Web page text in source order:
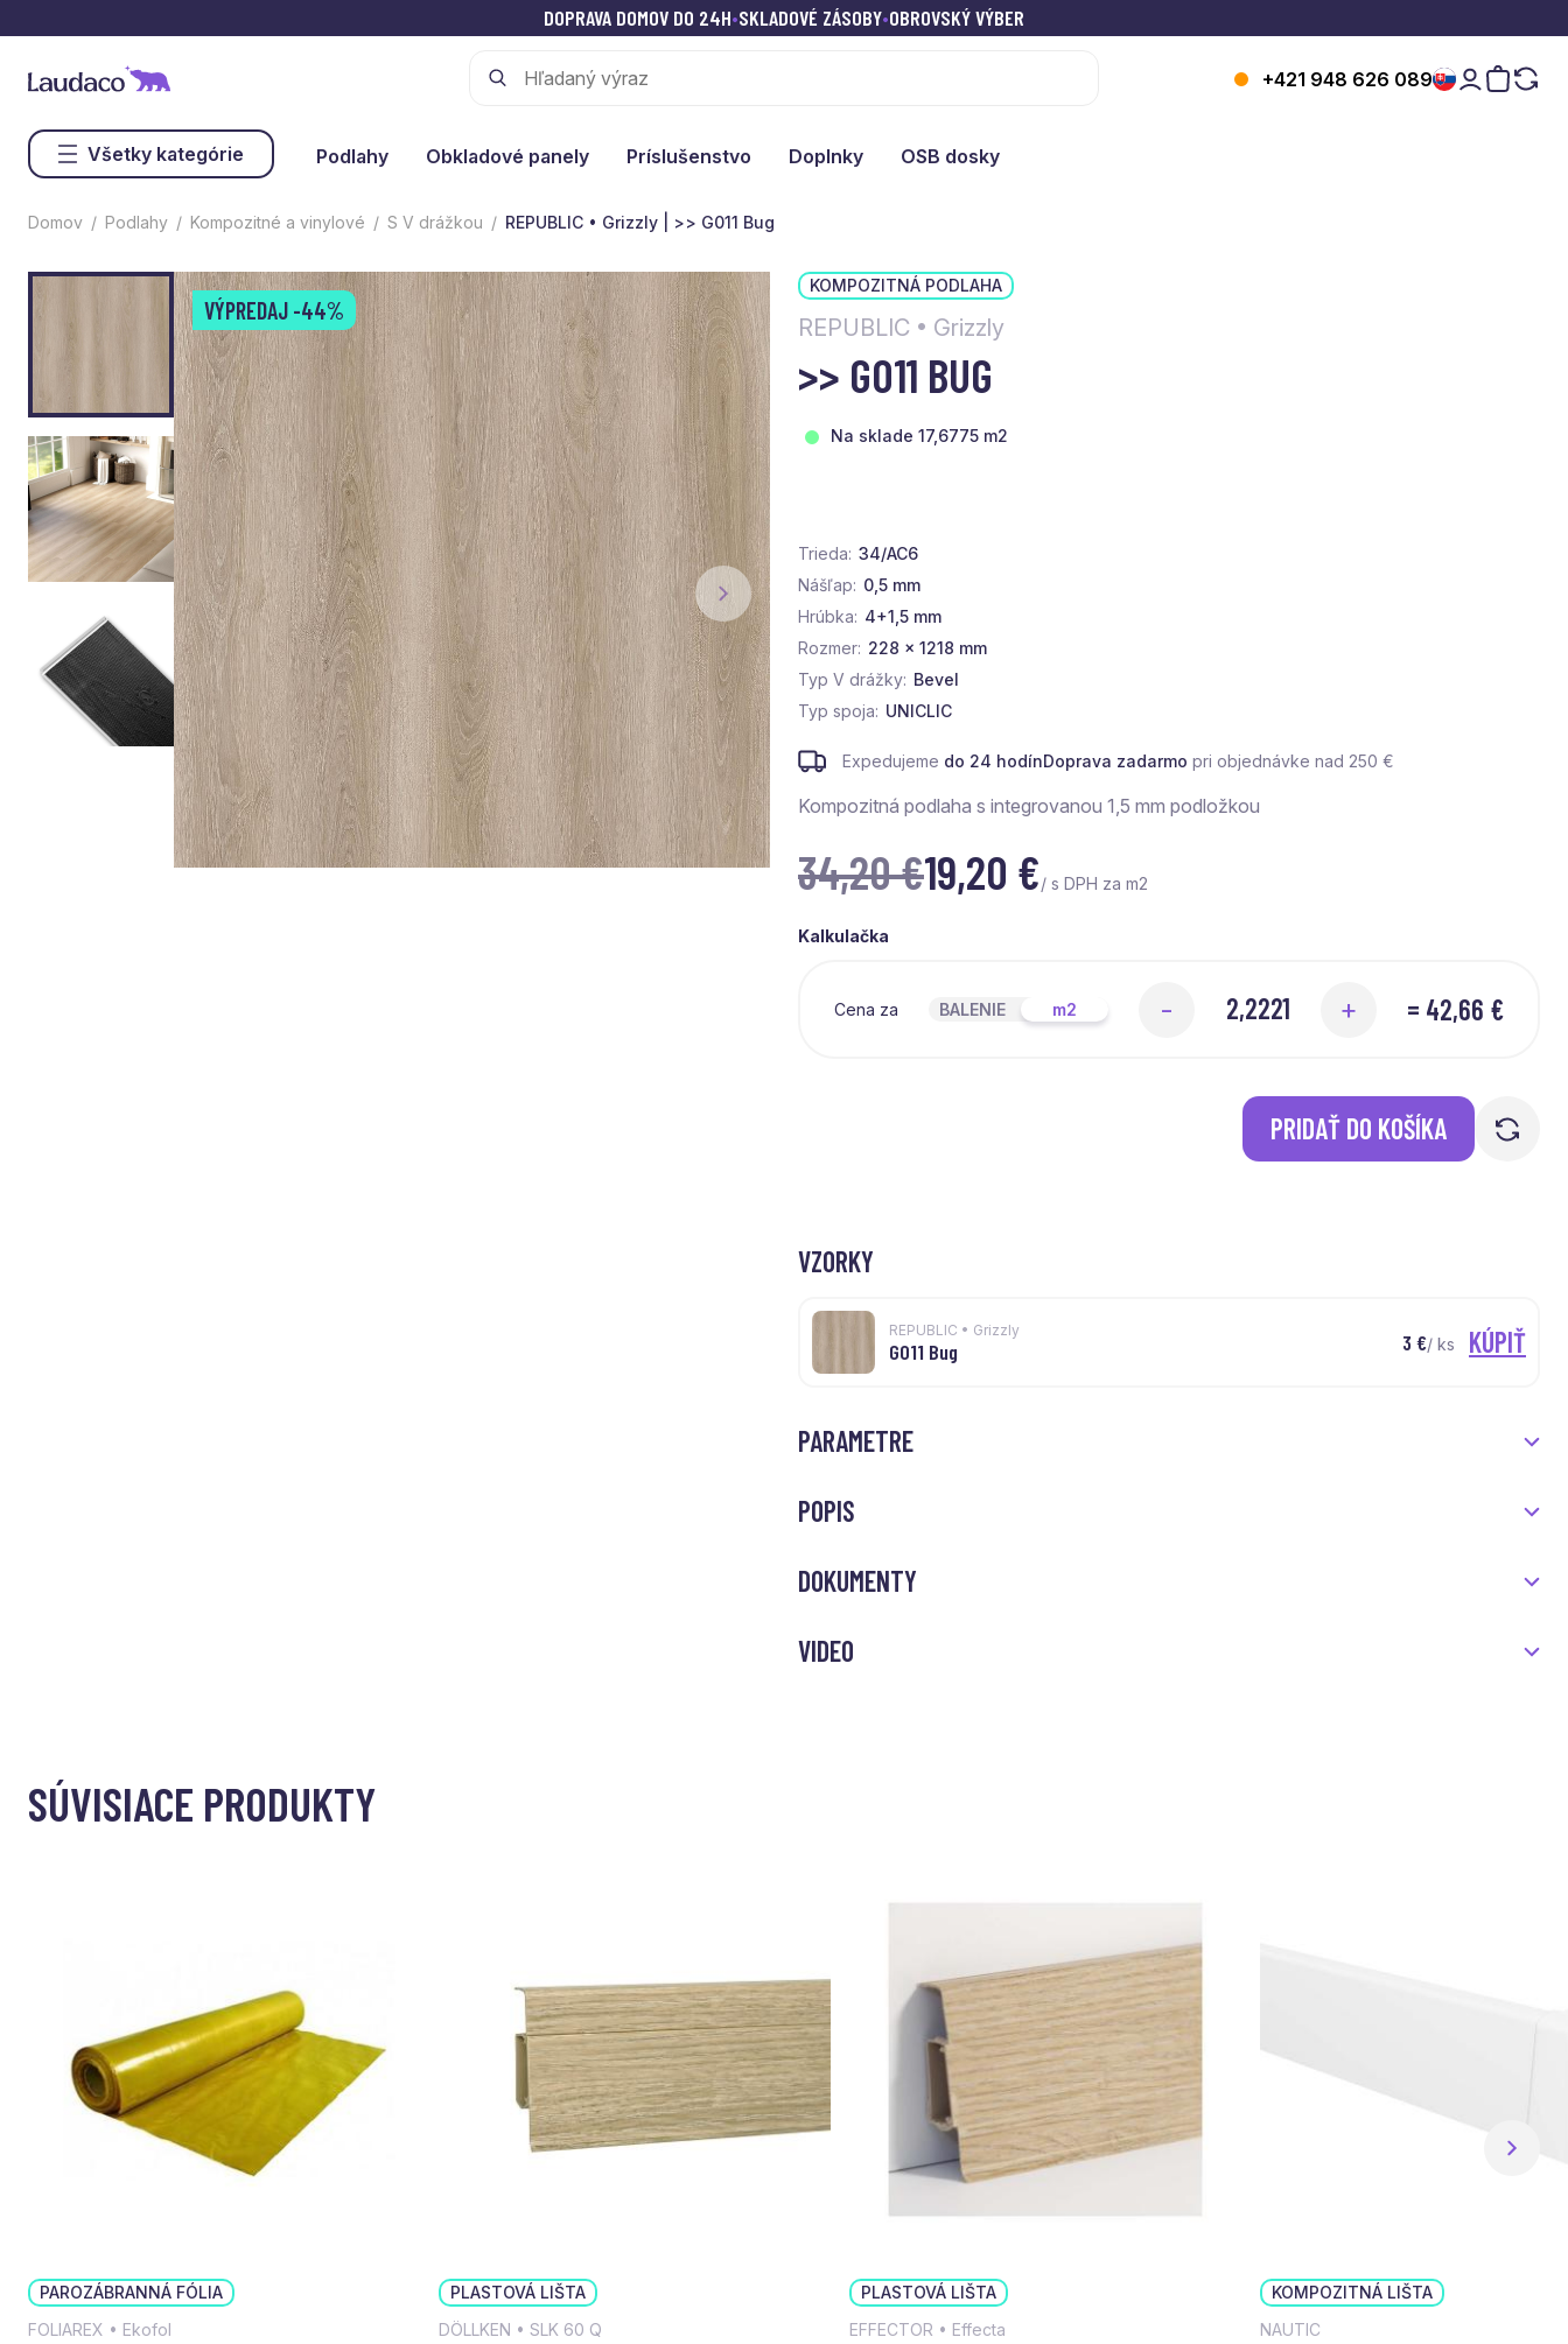
DOPRAVA DOMOV DO 24H•SKLADOVÉ ZÁSOBY•OBROVSKÝ VÝBER
+421 948 626 089
Všetky kategórie Podlahy Obkladové panely Príslušenstvo Doplnky OSB dosky
Domov Podlahy Kompozitné a vinylové S V drážkou REPUBLIC • Grizzly | >> G011 Bug
VÝPREDAJ -44%
KOMPOZITNÁ PODLAHA
REPUBLIC • Grizzly
>> G011 BUG
Na sklade 17,6775 m2
Trieda 34/AC6
Nášľap
0,5 mm
Hrúbka
4+1,5 mm
Rozmer 228 x 1218 mm
Typ V drážky Bevel
Typ spoja
UNICLIC
Expedujeme do 24 hodínDoprava zadarmo pri objednávke nad 250 €
Kompozitná podlaha s integrovanou 1,5 mm podložkou
34,20 €19,20 €/ s DPH za m2
Kalkulačka
Cena za BALENIE m2 - + = 42,66 €
PRIDAŤ DO KOŠÍKA
VZORKY
REPUBLIC • Grizzly
G011 Bug 3 €/ ks KÚPIŤ
PARAMETRE
POPIS
DOKUMENTY
VIDEO
SÚVISIACE PRODUKTY
PAROZÁBRANNÁ FÓLIA
FOLIAREX • Ekofol
PLASTOVÁ LIŠTA
DÖLLKEN • SLK 60 Q
PLASTOVÁ LIŠTA
EFFECTOR • Effecta
KOMPOZITNÁ LIŠTA
NAUTIC